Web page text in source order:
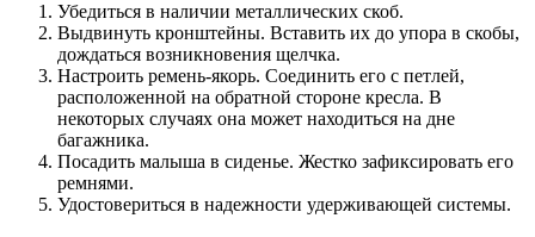
Убедиться в наличии металлических скоб.
Выдвинуть кронштейны. Вставить их до упора в скобы,
дождаться возникновения щелчка.
Настроить ремень-якорь. Соединить его с петлей,
расположенной на обратной стороне кресла. В
некоторых случаях она может находиться на дне
багажника.
Посадить малыша в сиденье. Жестко зафиксировать его
ремнями.
Удостовериться в надежности удерживающей системы.